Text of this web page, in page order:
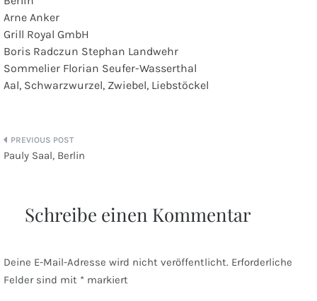
Arne Anker
Grill Royal GmbH
Boris Radczun Stephan Landwehr
Sommelier Florian Seufer-Wasserthal
Aal, Schwarzwurzel, Zwiebel, Liebstöckel
Beitragsnavigation
Pauly Saal, Berlin
Schreibe einen Kommentar
Deine E-Mail-Adresse wird nicht veröffentlicht. Erforderliche
Felder sind mit * markiert